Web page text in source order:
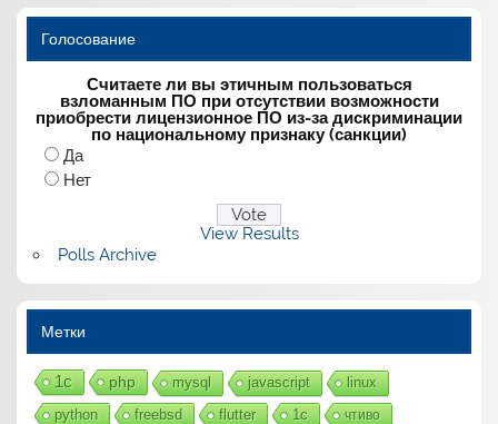
Голосование
Считаете ли вы этичным пользоваться
взломанным ПО при отсутствии возможности
приобрести лицензионное ПО из-за дискриминации
по национальному признаку (санкции)
Да
Нет
View Results
Polls Archive
Метки
1с php mysql javascript linux
python freebsd flutter 1c чтиво